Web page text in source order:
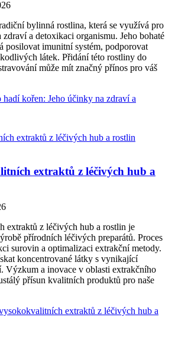
bylinná rostlina, která se využívá pro
a detoxikaci organismu. Jeho bohaté
posilovat imunitní systém, podporovat
látek. Přidání této rostliny do
může mít značný přínos pro váš
hadí kořen: Jeho účinky na zdraví a
extraktů z léčivých hub a
extraktů z léčivých hub a rostlin je
přírodních léčivých preparátů. Proces
surovin a optimalizaci extrakční metody.
koncentrované látky s vynikající
Výzkum a inovace v oblasti extrakčního
přísun kvalitních produktů pro naše
extraktů z léčivých hub a